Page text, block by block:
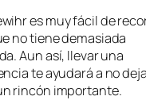
es muy fácil de
no tiene demasiada
Aun así, llevar una
te ayudará a no
rincón importante.